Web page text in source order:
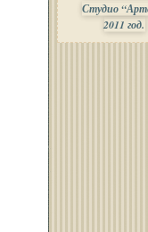
Студио
2011 год.